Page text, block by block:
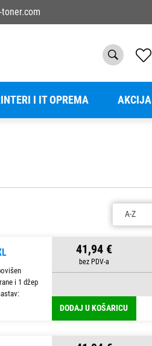
I IT OPREMA AKCIJA
i 1 džep
41,94 €
DODAJ U KOŠARICU